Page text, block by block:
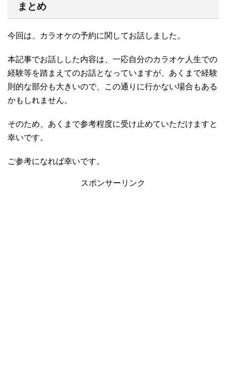
まとめ
今回は、カラオケの予約に関してお話しました。
本記事でお話しした内容は、一応自分のカラオケ人生での
経験等を踏まえてのお話となっていますが、あくまで経験
則的な部分も大きいので、この通りに行かない場合もある
かもしれません。
そのため、あくまで参考程度に受け止めていただけますと
幸いです。
ご参考になれば幸いです。
スポンサーリンク